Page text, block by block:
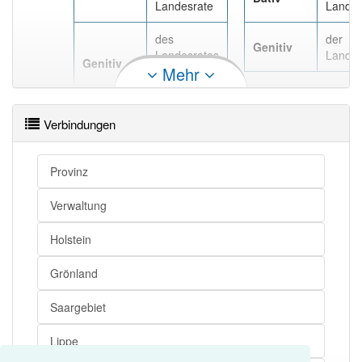
Landesrate
Genitiv
des
Landesrates
, des
Landesrats
Genitiv
der
Mehr
Verbindungen
Provinz
Verwaltung
Holstein
Grönland
Saargebiet
Lippe